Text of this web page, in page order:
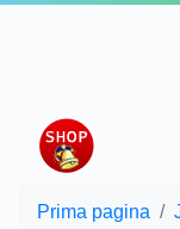
Prima pagina